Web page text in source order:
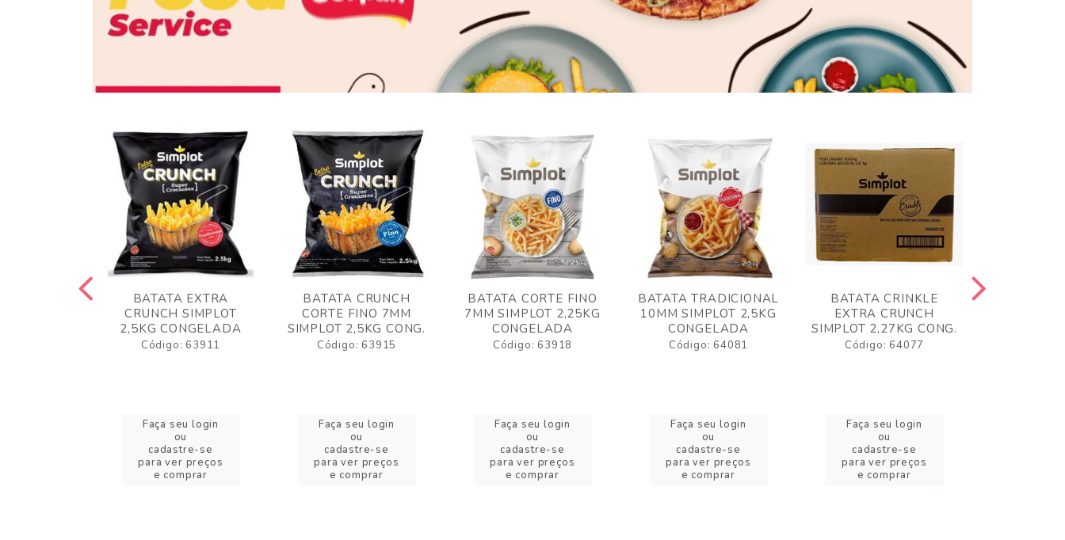
BATATA EXTRA
CRUNCH SIMPLOT
2,5KG CONGELADA
Código: 63911
Faça seu login
ou
cadastre-se
para ver preços
e comprar
BATATA CRUNCH
CORTE FINO 7MM
SIMPLOT 2,5KG CONG.
Código: 63915
Faça seu login
ou
cadastre-se
para ver preços
e comprar
BATATA CORTE FINO
7MM SIMPLOT 2,25KG
CONGELADA
Código: 63918
Faça seu login
ou
cadastre-se
para ver preços
e comprar
BATATA TRADICIONAL
10MM SIMPLOT 2,5KG
CONGELADA
Código: 64081
Faça seu login
ou
cadastre-se
para ver preços
e comprar
BATATA CRINKLE
EXTRA CRUNCH
SIMPLOT 2,27KG CONG.
Código: 64077
Faça seu login
ou
cadastre-se
para ver preços
e comprar